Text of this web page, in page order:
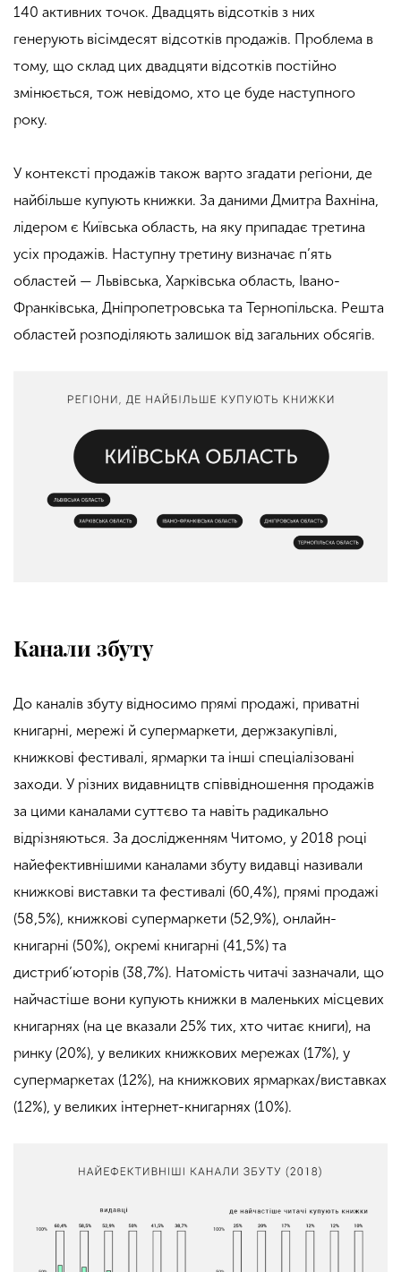
140 активних точок. Двадцять відсотків з них
генерують вісімдесят відсотків продажів. Проблема в
тому, що склад цих двадцяти відсотків постійно
змінюється, тож невідомо, хто це буде наступного
року.
У контексті продажів також варто згадати регіони, де
найбільше купують книжки. За даними Дмитра Вахніна,
лідером є Київська область, на яку припадає третина
усіх продажів. Наступну третину визначає п’ять
областей — Львівська, Харківська область, Івано-
Франківська, Дніпропетровська та Тернопільска. Решта
областей розподіляють залишок від загальних обсягів.
Канали збуту
До каналів збуту відносимо прямі продажі, приватні
книгарні, мережі й супермаркети, держзакупівлі,
книжкові фестивалі, ярмарки та інші спеціалізовані
заходи. У різних видавництв співвідношення продажів
за цими каналами суттєво та навіть радикально
відрізняються. За дослідженням Читомо, у 2018 році
найефективнішими каналами збуту видавці називали
книжкові виставки та фестивалі (60,4%), прямі продажі
(58,5%), книжкові супермаркети (52,9%), онлайн-
книгарні (50%), окремі книгарні (41,5%) та
дистриб’юторів (38,7%). Натомість читачі зазначали, що
найчастіше вони купують книжки в маленьких місцевих
книгарнях (на це вказали 25% тих, хто читає книги), на
ринку (20%), у великих книжкових мережах (17%), у
супермаркетах (12%), на книжкових ярмарках/виставках
(12%), у великих інтернет-книгарнях (10%).